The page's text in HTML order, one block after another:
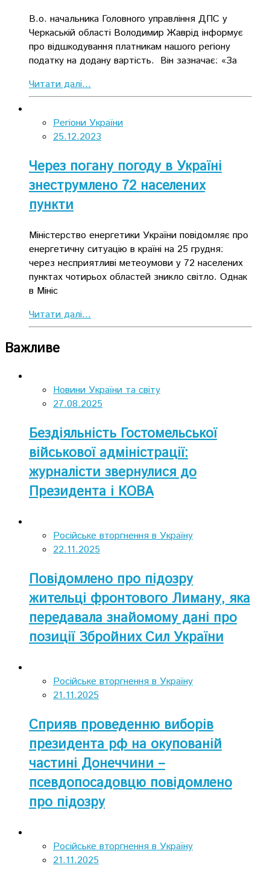
В.о. начальника Головного управління ДПС у
Черкаській області Володимир Жаврід інформує
про відшкодування платникам нашого регіону
податку на додану вартість. Він зазначає: «За
Читати далі...
Регіони України
25.12.2023
Через погану погоду в Україні
знеструмлено 72 населених
пункти
Міністерство енергетики України повідомляє про
енергетичну ситуацію в країні на 25 грудня:
через несприятливі метеоумови у 72 населених
пунктах чотирьох областей зникло світло. Однак
в Мініс
Читати далі...
Важливе
Новини України та світу
27.08.2025
Бездіяльність Гостомельської
військової адміністрації:
журналісти звернулися до
Президента і КОВА
Російське вторгнення в Україну
22.11.2025
Повідомлено про підозру
жительці фронтового Лиману, яка
передавала знайомому дані про
позиції Збройних Сил України
Російське вторгнення в Україну
21.11.2025
Сприяв проведенню виборів
президента рф на окупованій
частині Донеччини –
псевдопосадовцю повідомлено
про підозру
Російське вторгнення в Україну
21.11.2025